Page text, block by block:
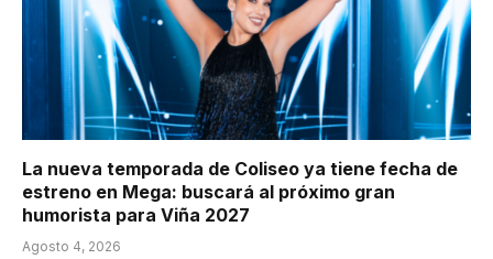
La nueva temporada de Coliseo ya tiene fecha de
estreno en Mega: buscará al próximo gran
humorista para Viña 2027
Agosto 4, 2026